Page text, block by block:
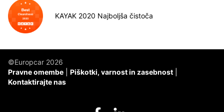
KAYAK 2020 Najboljša čistoča
©Europcar 2026
Pravne omembe
Piškotki, varnost in zasebnost
Kontaktirajte nas